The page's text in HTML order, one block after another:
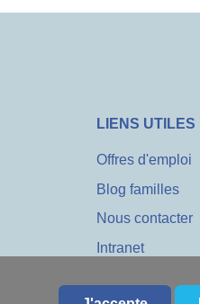
LIENS UTILES
Offres d'emploi
Blog familles
Nous contacter
Intranet